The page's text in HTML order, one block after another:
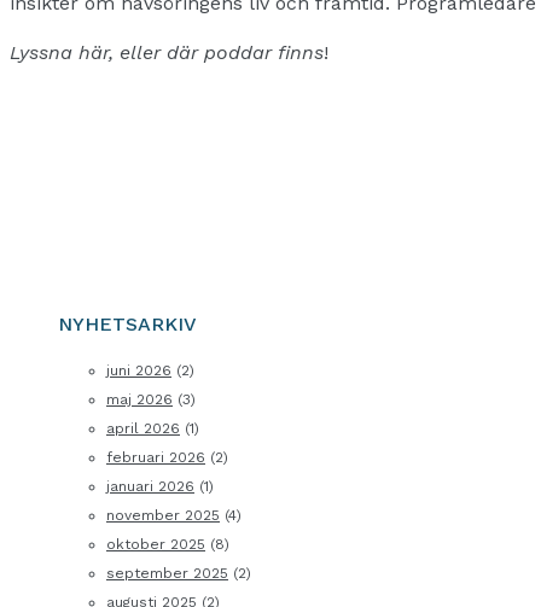
Lyssna här, eller där poddar finns!
NYHETSARKIV
juni 2026 (2)
maj 2026 (3)
april 2026 (1)
februari 2026 (2)
januari 2026 (1)
november 2025 (4)
oktober 2025 (8)
september 2025 (2)
augusti 2025 (2)